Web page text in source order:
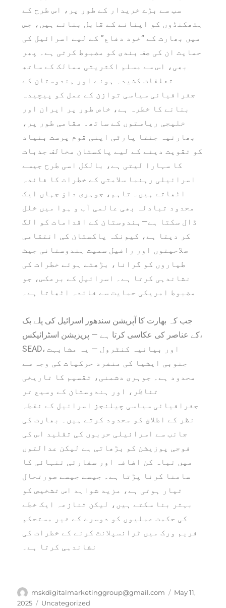
سب سے بڑے خریدار کے طور پر، اس طرح کے
ہتھکنڈوں کو اپنانے کے قابل بناتے ہیں، جس
میں بھارت کے “خود دفاع” کے لیے اسرائیل کی
حمایت ان کی صف بندی کو مضبوط کرتی ہے۔ پھر
بھی، اس سے مسلم اکثریتی ممالک کے ساتھ
تعلقات کشیدہ ہونے اور ہندوستان کے
جغرافیائی سیاسی توازن کے عمل کو پیچیدہ
بنانے کا خطرہ ہے، خاص طور پر ایران اور
خلیجی ریاستوں کے ساتھ۔ مقامی طور پر،
بھارتیہ جنتا پارٹی اپنی قوم پرست بنیاد
کو تقویت دینے کے لیے پاکستان مخالف جذبات
کا سہارا لیتی ہے، بالکل اسی طرح جیسے
اسرائیلی رہنما سلامتی کے خطرات کا فائدہ
اٹھاتے ہیں۔ تاہم، جوہری داؤ جہاں ایک
محدود تبادلہ بھی عالمی آب و ہوا میں خلل
ڈال سکتا ہے—ہندوستان کے اقدامات کو الگ
کر دیتا ہے، کیونکہ پاکستان کی انتقامی
صلاحیتوں اور رافیل سمیت ہندوستانی جیٹ
طیاروں کو گرانا، بڑھتے ہوئے خطرات کی
نشاندہی کرتا ہے۔ اسرائیل کے برعکس، جو
مضبوط امریکی حمایت سے فائدہ اٹھاتا ہے۔
جب کہ بھارت کا آپریشن سندھور اسرائیل کی پلے بک
کے عناصر کی عکاسی کرتا ہے — پریزیشن اسٹرائیکس،
SEAD، اور بیانیہ کنٹرول — یہ مشابہت
جنوبی ایشیا کی منفرد حرکیات کی وجہ سے
محدود ہے۔ جوہری دشمنی، تقسیم کا تاریخی
تناظر، اور ہندوستان کے وسیع تر
جغرافیائی سیاسی چیلنجز اسرائیل کے نقطہ
نظر کے اطلاق کو محدود کرتے ہیں۔ بھارت کی
جانب سے اسرائیلی حربوں کی تقلید اس کی
فوجی پوزیشن کو بڑھاتی ہے لیکن عدالتوں
میں تباہ کن اضافہ اور سفارتی تنہائی کا
سامنا کرنا پڑتا ہے۔ جیسے جیسے صورتحال
تیار ہوتی ہے، مزید شواہد اس تشخیص کو
بہتر بنا سکتے ہیں، لیکن تنازعہ ایک خطے
کی حکمت عملیوں کو دوسرے کے غیر مستحکم
فریم ورک میں ٹرانسپلانٹ کرنے کے خطرات کی
نشاندہی کرتا ہے۔
mskdigitalmarketinggroup@gmail.com
May 11,
2025
Uncategorized